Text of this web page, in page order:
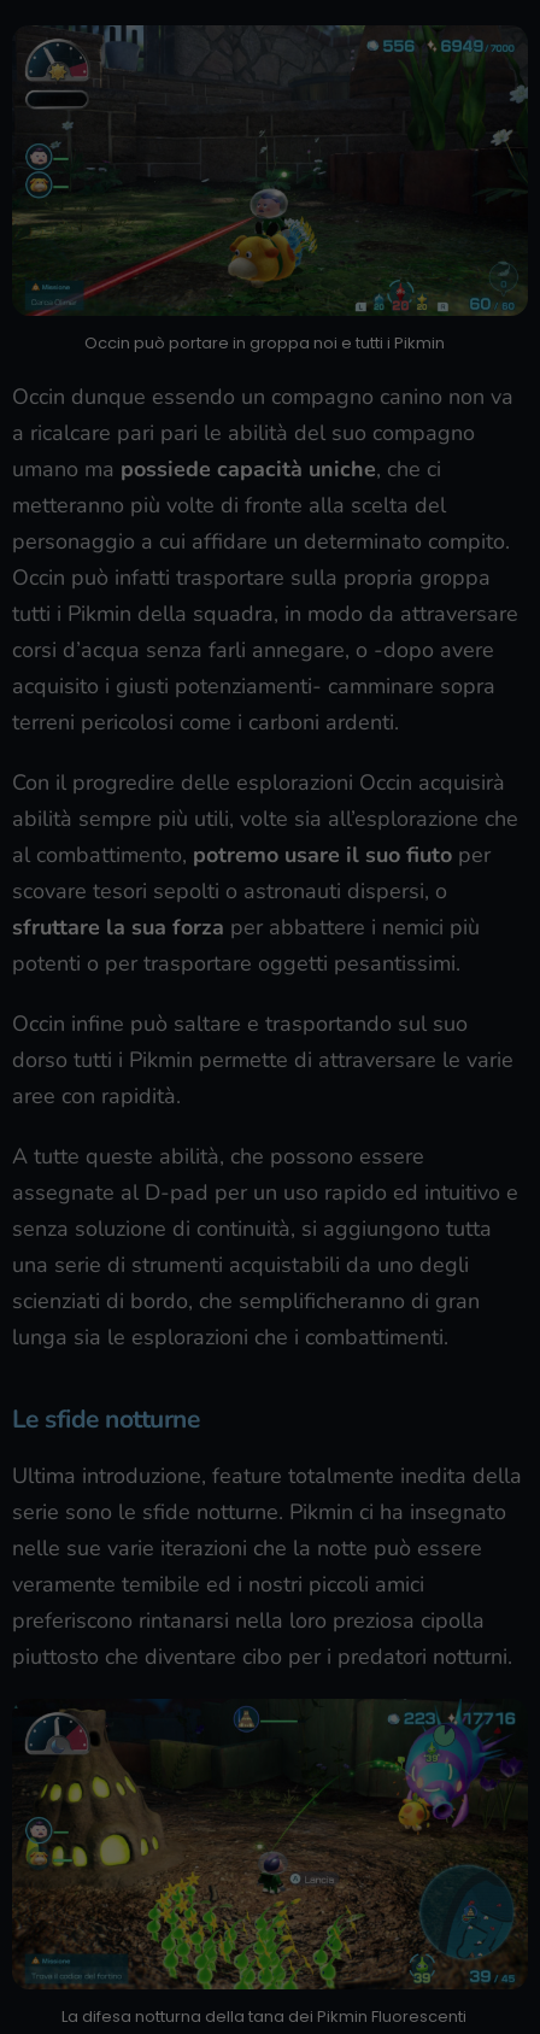
Occin può portare in groppa noi e tutti i Pikmin
Occin dunque essendo un compagno canino non va
a ricalcare pari pari le abilità del suo compagno
umano ma possiede capacità uniche, che ci
metteranno più volte di fronte alla scelta del
personaggio a cui affidare un determinato compito.
Occin può infatti trasportare sulla propria groppa
tutti i Pikmin della squadra, in modo da attraversare
corsi d’acqua senza farli annegare, o -dopo avere
acquisito i giusti potenziamenti- camminare sopra
terreni pericolosi come i carboni ardenti.
Con il progredire delle esplorazioni Occin acquisirà
abilità sempre più utili, volte sia all’esplorazione che
al combattimento, potremo usare il suo fiuto per
scovare tesori sepolti o astronauti dispersi, o
sfruttare la sua forza per abbattere i nemici più
potenti o per trasportare oggetti pesantissimi.
Occin infine può saltare e trasportando sul suo
dorso tutti i Pikmin permette di attraversare le varie
aree con rapidità.
A tutte queste abilità, che possono essere
assegnate al D-pad per un uso rapido ed intuitivo e
senza soluzione di continuità, si aggiungono tutta
una serie di strumenti acquistabili da uno degli
scienziati di bordo, che semplificheranno di gran
lunga sia le esplorazioni che i combattimenti.
Le sfide notturne
Ultima introduzione, feature totalmente inedita della
serie sono le sfide notturne. Pikmin ci ha insegnato
nelle sue varie iterazioni che la notte può essere
veramente temibile ed i nostri piccoli amici
preferiscono rintanarsi nella loro preziosa cipolla
piuttosto che diventare cibo per i predatori notturni.
La difesa notturna della tana dei Pikmin Fluorescenti